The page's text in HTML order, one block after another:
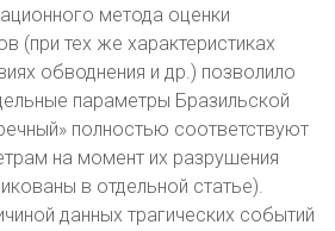
метода оценки
(при тех же характеристиках
обводнения и др.) позволило
параметры Бразильской
полностью соответствуют
на момент их разрушения
в отдельной статье).
данных трагических событий